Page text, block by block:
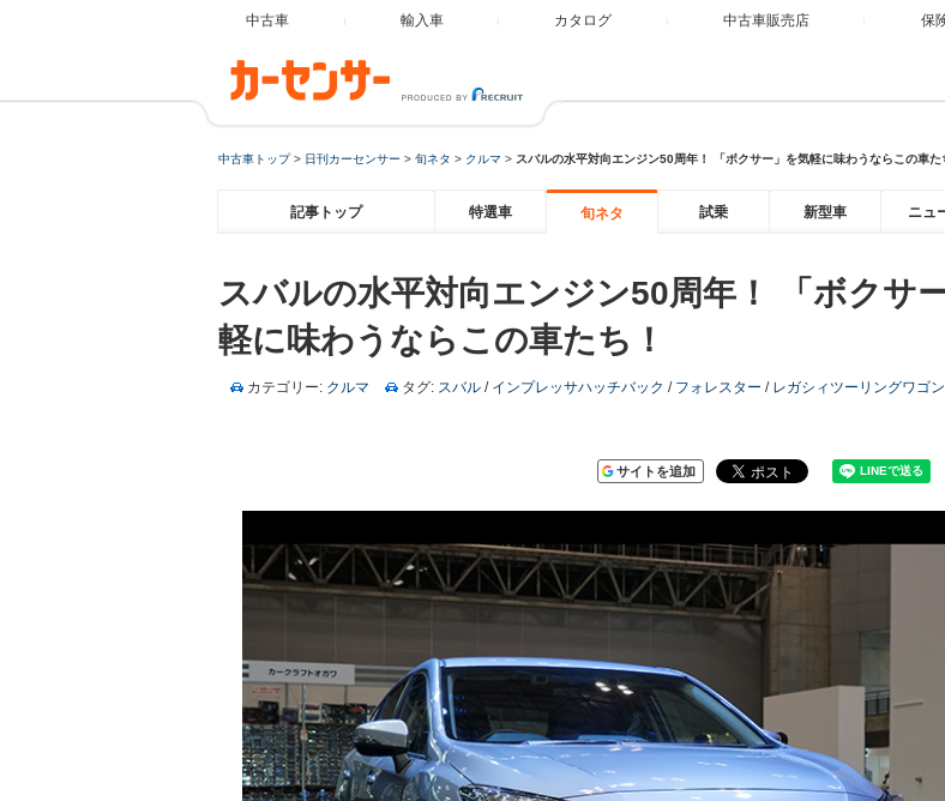
中古車 輸入車 カタログ 中古車販売店 保
中古車トップ> 日刊カーセンサー > 旬ネタ > クルマ > スバルの水平対向エンジン50周年！ 「ボクサー」を気軽に味わうならこの車た
記事トップ 特選車 旬ネタ 試乗 新型車 ニュ
スバルの水平対向エンジン50周年！ 「ボクサ
軽に味わうならこの車たち！
カテゴリー: クルマ タグ: スバル / インプレッサハッチバック / フォレスター / レガシィツーリングワゴン
サイトを追加